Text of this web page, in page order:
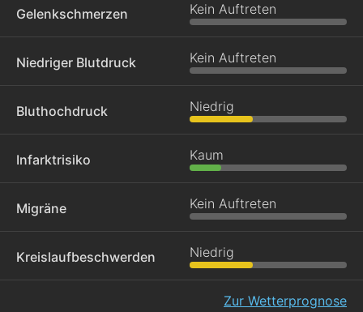
Gelenkschmerzen Kein Auftreten
Niedriger Blutdruck Kein Auftreten
Bluthochdruck Niedrig
Infarktrisiko Kaum
Migräne Kein Auftreten
Kreislaufbeschwerden Niedrig
Zur Wetterprognose